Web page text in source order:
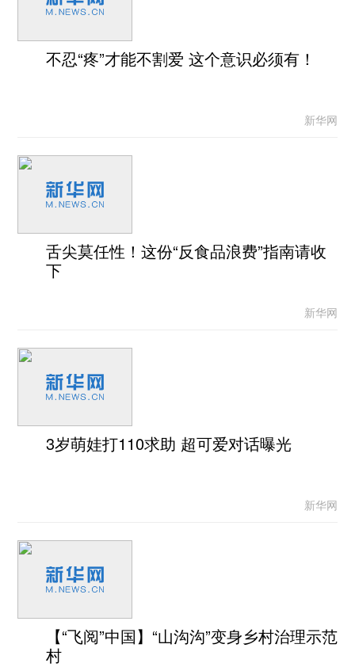
不忍“疼”才能不割爱 这个意识必须有！
新华网
舌尖莫任性！这份“反食品浪费”指南请收
下
新华网
3岁萌娃打110求助 超可爱对话曝光
新华网
【“飞阅”中国】“山沟沟”变身乡村治理示范
村